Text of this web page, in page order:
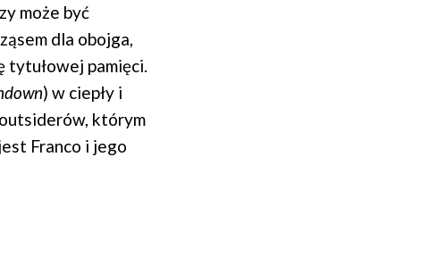
może być
dla obojga,
tytułowej pamięci.
) w ciepły i
którym
Franco i jego